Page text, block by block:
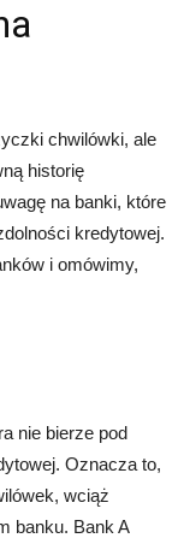
chwilówki, ale
historię
na banki, które
kredytowej.
i omówimy,
nie bierze pod
Oznacza to,
wciąż
banku. Bank A